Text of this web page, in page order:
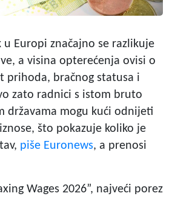
u Europi značajno se razlikuje
a visina opterećenja ovisi o
prihoda, bračnog statusa i
zato radnici s istom bruto
državama mogu kući odnijeti
što pokazuje koliko je
piše Euronews, a prenosi
Wages 2026”, najveći porez